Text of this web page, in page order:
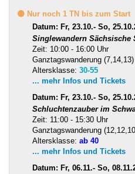
🟡 Nur noch 1 TN bis zum Start
Datum: Fr, 23.10.- So,
Singlewandern Sächsische
Zeit: 10:00 - 16:00 Uhr
Ganztagswanderung (7,14,13)
Altersklasse: 30-55
... mehr Infos und Tickets
Datum: Fr, 23.10.- So,
Schluchtenzauber im
Zeit: 11:00 - 15:30 Uhr
Ganztagswanderung
Altersklasse: ab 40
... mehr Infos und Tickets
Datum: Fr, 06.11.- So,